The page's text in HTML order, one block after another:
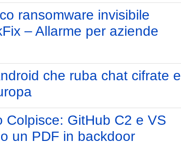
ransomware invisibile
– Allarme per aziende
che ruba chat cifrate e
Colpisce: GitHub C2 e VS
un PDF in backdoor